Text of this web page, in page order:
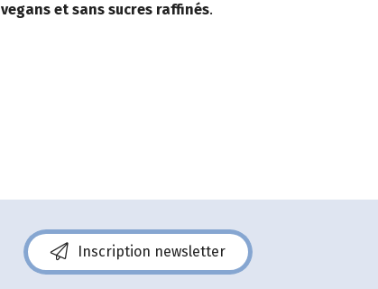
vegans et sans sucres raffinés.
Inscription newsletter